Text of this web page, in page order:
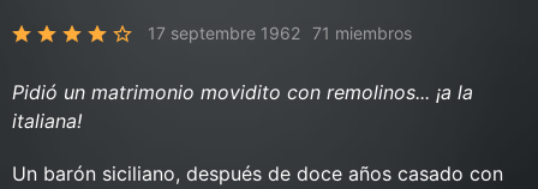
17 septembre 1962 71 miembros
Pidió un matrimonio movidito con remolinos... ¡a la
italiana!
Un barón siciliano, después de doce años casado con